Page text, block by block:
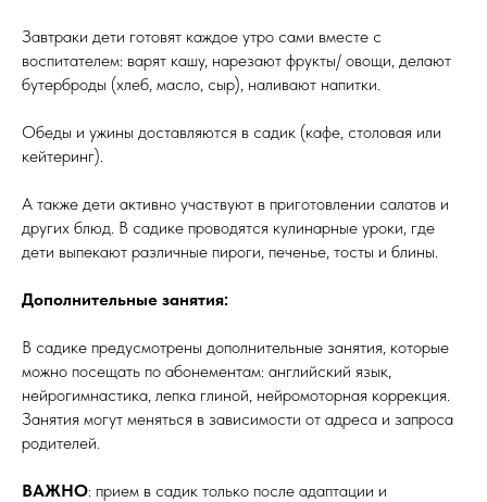
Завтраки дети готовят каждое утро сами вместе с
воспитателем: варят кашу, нарезают фрукты/ овощи, делают
бутерброды (хлеб, масло, сыр), наливают напитки.
Обеды и ужины доставляются в садик (кафе, столовая или
кейтеринг).
А также дети активно участвуют в приготовлении салатов и
других блюд. В садике проводятся кулинарные уроки, где
дети выпекают различные пироги, печенье, тосты и блины.
Дополнительные занятия:
В садике предусмотрены дополнительные занятия, которые
можно посещать по абонементам: английский язык,
нейрогимнастика, лепка глиной, нейромоторная коррекция.
Занятия могут меняться в зависимости от адреса и запроса
родителей.
ВАЖНО: прием в садик только после адаптации и